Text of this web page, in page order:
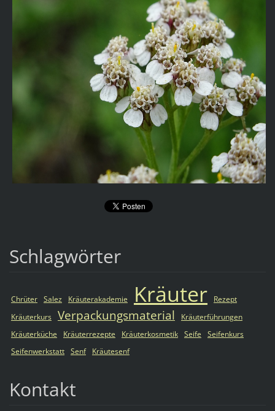
Schlagwörter
Chrüter Salez Kräuterakademie Kräuter
Rezept
Kräuterkurs Verpackungsmaterial
Kräuterführungen
Kräuterküche
Kräuterrezepte Kräuterkosmetik Seife
Seifenkurs
Seifenwerkstatt Senf Kräutesenf
Kontakt